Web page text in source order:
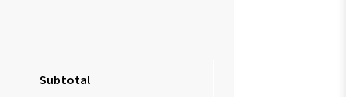
Subtotal